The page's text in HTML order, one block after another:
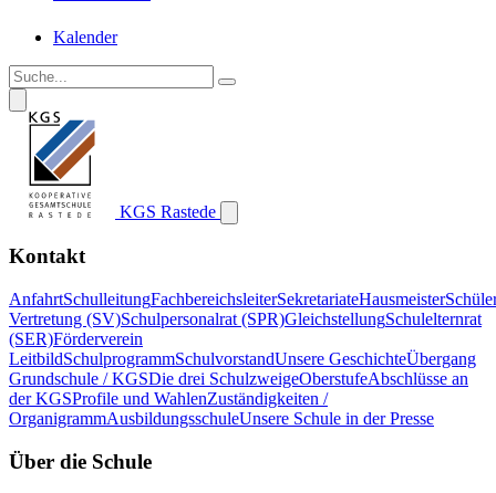
Kalender
KGS Rastede
Kontakt
AnfahrtSchulleitungFachbereichsleiterSekretariateHausmeister
Vertretung (SV)Schulpersonalrat (SPR)GleichstellungSchulelternrat
(SER)Förderverein
LeitbildSchulprogrammSchulvorstandUnsere GeschichteÜbergang
Grundschule / KGSDie drei SchulzweigeOberstufeAbschlüsse an
der KGSProfile und WahlenZuständigkeiten /
OrganigrammAusbildungsschuleUnsere Schule in der Presse
Über die Schule